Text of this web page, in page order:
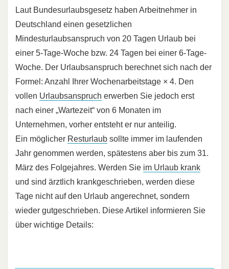
Laut Bundesurlaubsgesetz haben Arbeitnehmer in
Deutschland einen gesetzlichen
Mindesturlaubsanspruch von 20 Tagen Urlaub bei
einer 5-Tage-Woche bzw. 24 Tagen bei einer 6-Tage-
Woche. Der Urlaubsanspruch berechnet sich nach der
Formel: Anzahl Ihrer Wochenarbeitstage × 4. Den
vollen Urlaubsanspruch erwerben Sie jedoch erst
nach einer „Wartezeit“ von 6 Monaten im
Unternehmen, vorher entsteht er nur anteilig.
Ein möglicher Resturlaub sollte immer im laufenden
Jahr genommen werden, spätestens aber bis zum 31.
März des Folgejahres. Werden Sie im Urlaub krank
und sind ärztlich krankgeschrieben, werden diese
Tage nicht auf den Urlaub angerechnet, sondern
wieder gutgeschrieben. Diese Artikel informieren Sie
über wichtige Details: